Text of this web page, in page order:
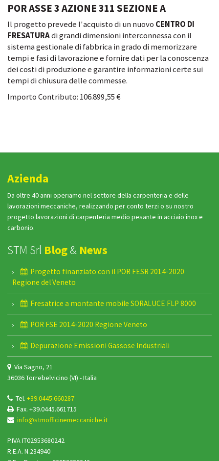
POR ASSE 3 AZIONE 311 SEZIONE A
Il progetto prevede l'acquisto di un nuovo CENTRO DI
FRESATURAdi grandi dimensioni interconnessa con il
sistema gestionale di fabbrica in grado di memorizzare
tempi e fasi di lavorazione e fornire dati per la conoscenza
dei costi di produzione e garantire informazioni certe sui
tempi di chiusura delle commesse.
Importo Contributo: 106.899,55 €
Azienda
Da oltre 40 anni operiamo nel settore della carpenteria e delle
lavorazioni meccaniche, realizzando per conto terzi o su nostro
progetto lavorazioni di carpenteria medio pesante in acciaio inox e
carbonio.
STM Srl Blog& News
Progetto finanziato con il POR FESR 2014-2020
Regione del Veneto
Fresatrice a montante mobile SORALUCE FLP 8000
POR FSE 2014-2020 Regione Veneto
Depurazione Emissioni Gassose Industriali
Via Sagno, 21
36036 Torrebelvicino (VI) - Italia
Tel. +39.0445.660287
Fax. +39.0445.661715
info@stmofficinemeccaniche.it
P.IVA IT02953680242
R.E.A. N.234940